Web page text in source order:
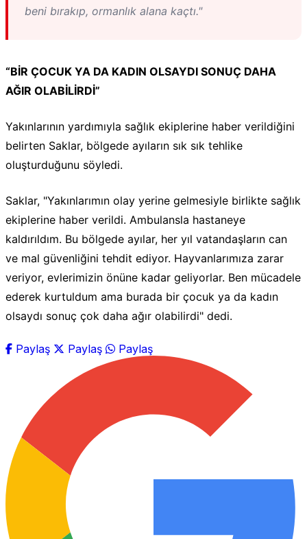
beni bırakıp, ormanlık alana kaçtı."
“BİR ÇOCUK YA DA KADIN OLSAYDI SONUÇ DAHA
AĞIR OLABİLİRDİ”
Yakınlarının yardımıyla sağlık ekiplerine haber verildiğini
belirten Saklar, bölgede ayıların sık sık tehlike
oluşturduğunu söyledi.
Saklar, "Yakınlarımın olay yerine gelmesiyle birlikte sağlık
ekiplerine haber verildi. Ambulansla hastaneye
kaldırıldım. Bu bölgede ayılar, her yıl vatandaşların can
ve mal güvenliğini tehdit ediyor. Hayvanlarımıza zarar
veriyor, evlerimizin önüne kadar geliyorlar. Ben mücadele
ederek kurtuldum ama burada bir çocuk ya da kadın
olsaydı sonuç çok daha ağır olabilirdi" dedi.
Paylaş Paylaş Paylaş